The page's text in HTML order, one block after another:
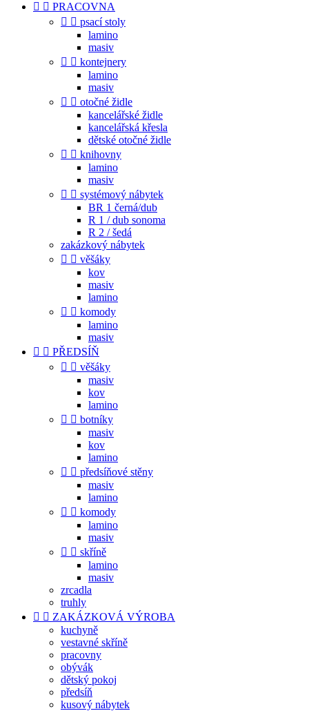
  PRACOVNA
  psací stoly
lamino
masiv
  kontejnery
lamino
masiv
  otočné židle
kancelářské židle
kancelářská křesla
dětské otočné židle
  knihovny
lamino
masiv
  systémový nábytek
BR 1 černá/dub
R 1 / dub sonoma
R 2 / šedá
zakázkový nábytek
  věšáky
kov
masiv
lamino
  komody
lamino
masiv
  PŘEDSÍŇ
  věšáky
masiv
kov
lamino
  botníky
masiv
kov
lamino
  předsíňové stěny
masiv
lamino
  komody
lamino
masiv
  skříně
lamino
masiv
zrcadla
truhly
  ZAKÁZKOVÁ VÝROBA
kuchyně
vestavné skříně
pracovny
obývák
dětský pokoj
předsíň
kusový nábytek